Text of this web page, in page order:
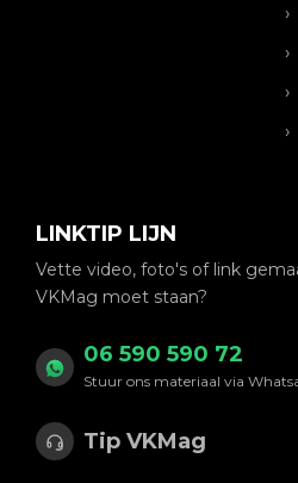
LINKTIP LIJN
Vette video, foto's of link
VKMag moet staan?
06 590 590 72
Stuur ons materiaal via
Tip VKMag